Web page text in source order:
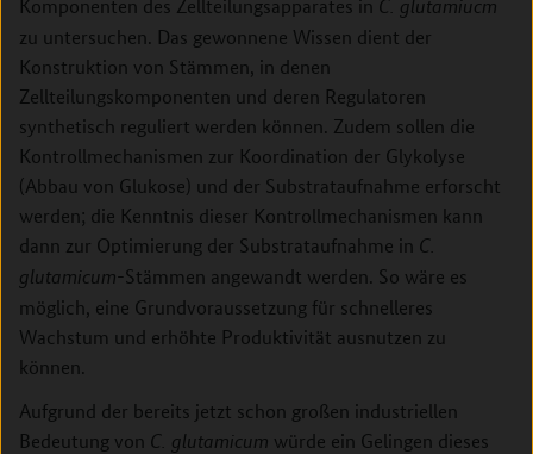
Komponenten des Zellteilungsapparates in C. glutamiucm
zu untersuchen. Das gewonnene Wissen dient der
Konstruktion von Stämmen, in denen
Zellteilungskomponenten und deren Regulatoren
synthetisch reguliert werden können. Zudem sollen die
Kontrollmechanismen zur Koordination der Glykolyse
(Abbau von Glukose) und der Substrataufnahme erforscht
werden; die Kenntnis dieser Kontrollmechanismen kann
dann zur Optimierung der Substrataufnahme in C.
glutamicum-Stämmen angewandt werden. So wäre es
möglich, eine Grundvoraussetzung für schnelleres
Wachstum und erhöhte Produktivität ausnutzen zu
können.
Aufgrund der bereits jetzt schon großen industriellen
Bedeutung von C. glutamicum würde ein Gelingen dieses